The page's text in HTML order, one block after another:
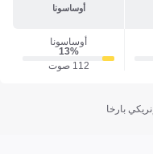
أوساسونا
أوساسونا
13‎%‎
112 صوت
إنريكي بارخا